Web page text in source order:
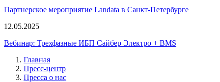
Партнерское мероприятие Landata в Санкт-Петербурге
12.05.2025
Вебинар: Трехфазные ИБП Сайбер Электро + BMS
Главная
Пресс-центр
Пресса о нас